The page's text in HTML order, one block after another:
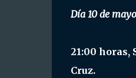
Día 10 de
21:00 horas,
Cruz.